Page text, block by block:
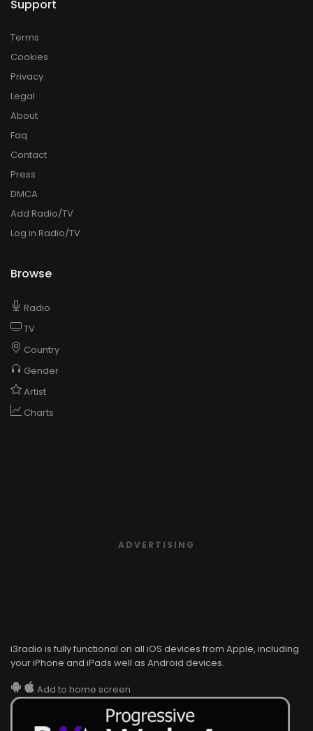
Support
Terms
Cookies
Privacy
Legal
About
Faq
Contact
Press
DMCA
Add Radio/TV
Log in Radio/TV
Browse
Radio
TV
Country
Gender
Artist
Charts
ADVERTISING
i3radio is fully functional on all iOS devices from Apple, including
your iPhone and iPads well as Android devices.
Add to home screen